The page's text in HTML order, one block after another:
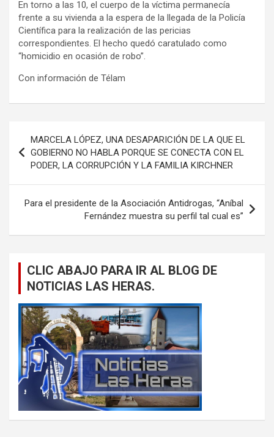
En torno a las 10, el cuerpo de la víctima permanecía
frente a su vivienda a la espera de la llegada de la Policía
Científica para la realización de las pericias
correspondientes. El hecho quedó caratulado como
“homicidio en ocasión de robo”.
Con información de Télam
Navegación
de
entradas
MARCELA LÓPEZ, UNA DESAPARICIÓN DE LA QUE EL
GOBIERNO NO HABLA PORQUE SE CONECTA CON EL
PODER, LA CORRUPCIÓN Y LA FAMILIA KIRCHNER
Para el presidente de la Asociación Antidrogas, “Aníbal
Fernández muestra su perfil tal cual es”
CLIC ABAJO PARA IR AL BLOG DE
NOTICIAS LAS HERAS.